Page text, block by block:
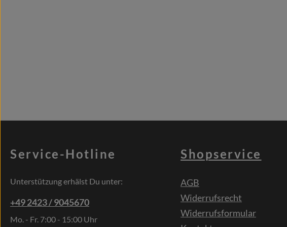
Service-Hotline
Unterstützung erhälst Du unter:
+49 2423 / 9045670
Mo. - Fr. 7:00 - 15:00 Uhr
Shopservice
AGB
Widerrufsrecht
Widerrufsformular